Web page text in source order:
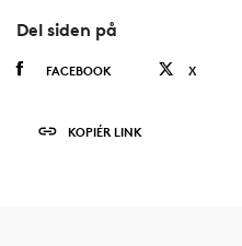
Del siden på
FACEBOOK X
KOPIÉR LINK